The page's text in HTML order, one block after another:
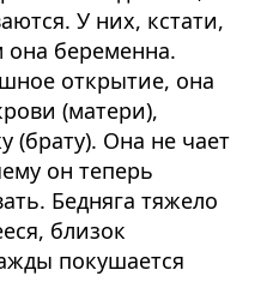
У них, кстати,
она беременна.
открытие, она
(матери),
(брату). Она не чает
он теперь
Бедняга тяжело
близок
покушается